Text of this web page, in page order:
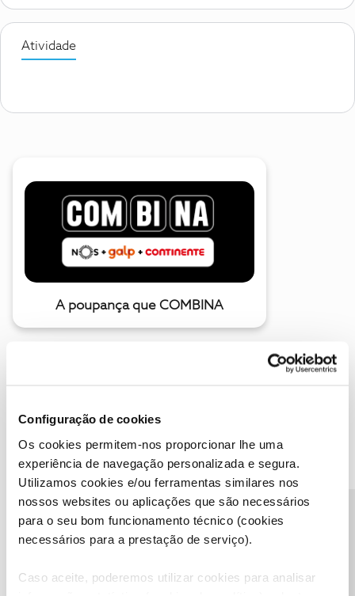
Configuração de cookies
Os cookies permitem-nos proporcionar lhe uma
experiência de navegação personalizada e segura.
Utilizamos cookies e/ou ferramentas similares nos
nossos websites ou aplicações que são necessários
para o seu bom funcionamento técnico (cookies
necessários para a prestação de serviço).
Caso aceite, poderemos utilizar cookies para analisar
Atividade
A poupança que COMBINA
Descubra as novidades de julho